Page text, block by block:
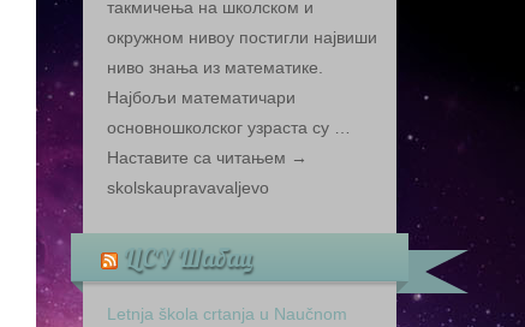
такмичења на школском и
окружном нивоу постигли највиши
ниво знања из математике.
Најбољи математичари
основношколског узраста су …
Наставите са читањем →
skolskaupravavaljevo
ЦСУ Шабац
Letnja škola crtanja u Naučnom